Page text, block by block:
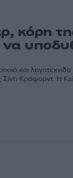
κόρη
και λογοτέχνιδα
Κρόφορντ. Η